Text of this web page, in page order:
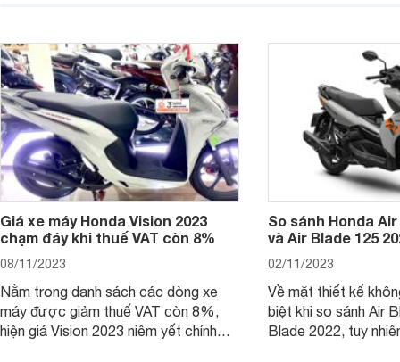
Giá xe máy Honda Vision 2023
chạm đáy khi thuế VAT còn 8%
08/11/2023
Nằm trong danh sách các dòng xe
máy được giảm thuế VAT còn 8%,
hiện giá Vision 2023 niêm yết chính
So sánh Honda
và Air Blade 125
02/11/2023
Về mặt thiết kế
biệt khi so sánh Air
Blade 2022, tuy